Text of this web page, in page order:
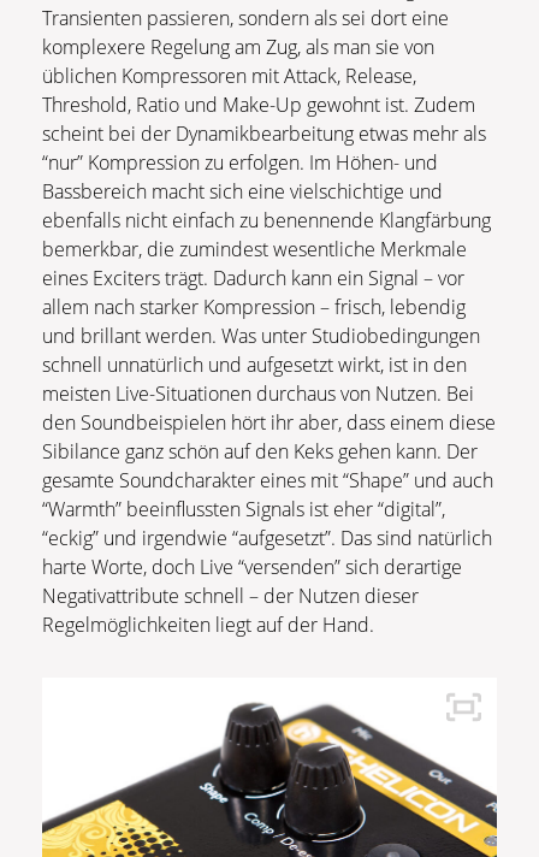
Transienten passieren, sondern als sei dort eine
komplexere Regelung am Zug, als man sie von
üblichen Kompressoren mit Attack, Release,
Threshold, Ratio und Make-Up gewohnt ist. Zudem
scheint bei der Dynamikbearbeitung etwas mehr als
“nur” Kompression zu erfolgen. Im Höhen- und
Bassbereich macht sich eine vielschichtige und
ebenfalls nicht einfach zu benennende Klangfärbung
bemerkbar, die zumindest wesentliche Merkmale
eines Exciters trägt. Dadurch kann ein Signal – vor
allem nach starker Kompression – frisch, lebendig
und brillant werden. Was unter Studiobedingungen
schnell unnatürlich und aufgesetzt wirkt, ist in den
meisten Live-Situationen durchaus von Nutzen. Bei
den Soundbeispielen hört ihr aber, dass einem diese
Sibilance ganz schön auf den Keks gehen kann. Der
gesamte Soundcharakter eines mit “Shape” und auch
“Warmth” beeinflussten Signals ist eher “digital”,
“eckig” und irgendwie “aufgesetzt”. Das sind natürlich
harte Worte, doch Live “versenden” sich derartige
Negativattribute schnell – der Nutzen dieser
Regelmöglichkeiten liegt auf der Hand.